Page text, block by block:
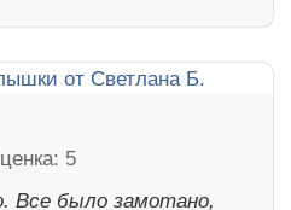
Все было замотано,